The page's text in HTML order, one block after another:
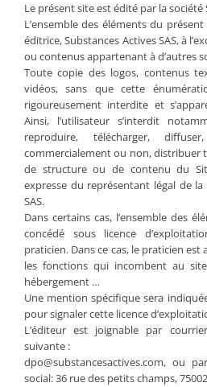
Le présent site est édité par la société
L’ensemble des éléments du
éditrice, Substances Actives SAS, à
ou contenus appartenant à d’autres
Toute copie des logos, contenus
vidéos, sans que cette
rigoureusement interdite et
Ainsi, l’utilisateur s’interdit
reproduire, télécharger,
commercialement ou non, distribuer
de structure ou de contenu du
expresse du représentant légal de la
SAS.
Dans certains cas, l’ensemble des
concédé sous licence
praticien. Dans ce cas, le praticien
les fonctions qui incombent au
hébergement …
Une mention spécifique sera
pour signaler cette licence
L’éditeur est joignable par
suivante :
dpo@substancesactives.com, ou
social: 36 rue des petits champs,